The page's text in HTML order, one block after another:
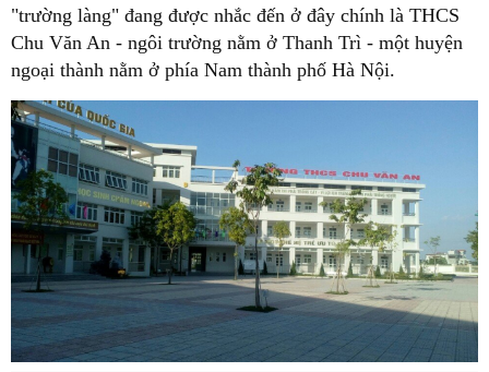
"trường làng" đang được nhắc đến ở đây chính là THCS
Chu Văn An - ngôi trường nằm ở Thanh Trì - một huyện
ngoại thành nằm ở phía Nam thành phố Hà Nội.